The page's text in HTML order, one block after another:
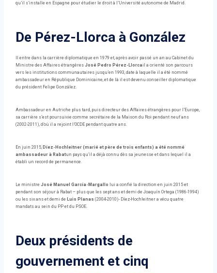
qu’il s’installe en Espagne pour étudier le droit à l’Université autonome de Madrid.
De Pérez-Llorca à González
Il entre dans la carrière diplomatique en 1979 et, après avoir passé un an au Cabinet du
Ministre des Affaires étrangères José Pedro Pérez-Llorcail a orienté son parcours
vers les institutions communautaires jusqu’en 1993, date à laquelle il a été nommé
ambassadeur en République Dominicaine, et de là il est devenu conseiller diplomatique
du président Felipe González.
Ambassadeur en Autriche plus tard, puis directeur des Affaires étrangères pour l’Europe,
sa carrière s’est poursuivie comme secrétaire de la Maison du Roi pendant neuf ans
(2002-2011), d’où il a rejoint l’OCDE pendant quatre ans.
En juin 2015, Díez-Hochleitner (marié et père de trois enfants) a été nommé
ambassadeur à Rabatun pays qu’il a déjà connu dès sa jeunesse et dans lequel il a
établi un record de permanence.
Le ministre José Manuel García-Margallo lui a confié la direction en juin 2015 et
pendant son séjour à Rabat – plus que les sept ans et demi de Joaquín Ortega (1986-1994)
ou les six ans et demi de Luis Planas (2004-2010)- Díez-Hochleitner a vécu quatre
mandats au sein du PP et du PSOE.
Deux présidents de
gouvernement et cinq